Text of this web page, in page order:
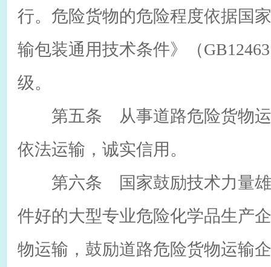
行。危险货物的危险程度依据国
输包装通用技术条件》（
级。
第五条 从事道路危险货物运
依法运输，诚实信用。
第六条 国家鼓励技术力量雄
件好的大型专业危险化学品生产
物运输，鼓励道路危险货物运输